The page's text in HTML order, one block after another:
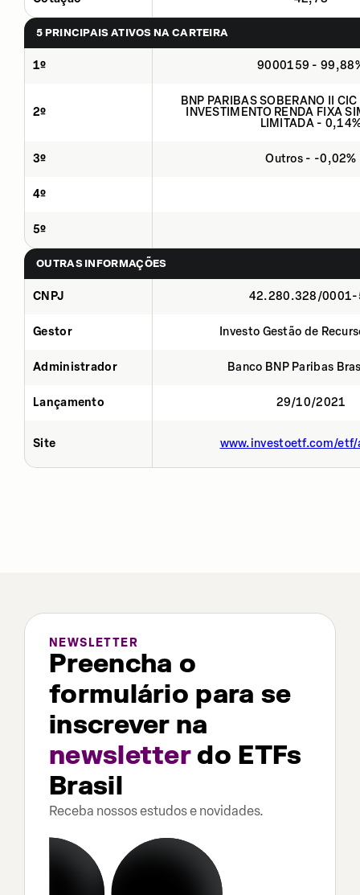
5 PRINCIPAIS ATIVOS NA CARTEIRA
1º 9000159 -
2º
BNP PARIBAS SOBERANO II
INVESTIMENTO RENDA FIXA
LIMITADA -
3º Outros - -0,02%
4º
5º
OUTRAS INFORMAÇÕES
CNPJ 42.280.328/0001-
Gestor Investo Gestão de
Administrador Banco BNP Paribas
Lançamento 29/10/2021
Site www.investoetf.com/
NEWSLETTER
Preencha o
formulário para se
inscrever na
newsletterdo ETFs
Brasil
Receba nossos estudos e novidades.